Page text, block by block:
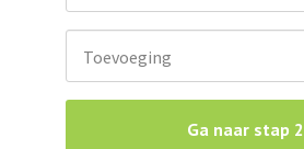
Toevoeging
Ga naar stap 2